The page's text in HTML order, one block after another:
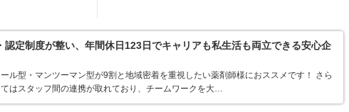
認定制度が整い、年間休日123日でキャリアも私生活も両立できる安心企
ル型・マンツーマン型が9割と地域密着を重視したい薬剤師様におススメです！ さら
はスタッフ間の連携が取れており、チームワークを大…